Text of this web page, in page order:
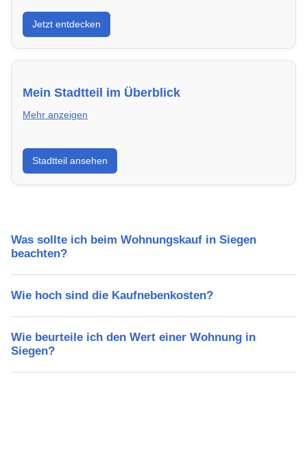
Entdecke Neubauprojekte in Siegen – modern,
energieeffizient und sofort bezugsfertig.
Jetzt entdecken
Mein Stadtteil im Überblick
Mehr anzeigen
Erfahre mehr über deinen Stadtteil in Siegen:
Lebensqualität, Verkehrsanbindung, Schulen,
Freizeitmöglichkeiten und Mietpreise.
Stadtteil ansehen
Was sollte ich beim Wohnungskauf in Siegen
beachten?
Wie hoch sind die Kaufnebenkosten?
Wie beurteile ich den Wert einer Wohnung in
Siegen?